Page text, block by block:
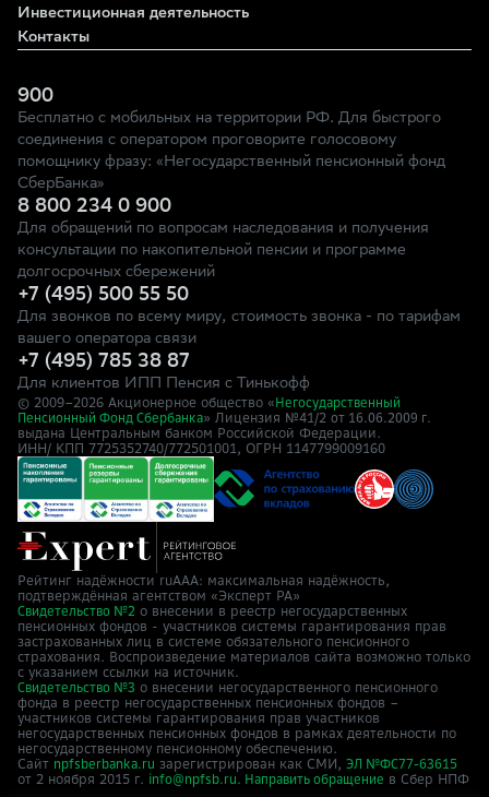
Инвестиционная деятельность
Контакты
900
Бесплатно с мобильных на территории РФ. Для быстрого
соединения с оператором проговорите голосовому
помощнику фразу: «Негосударственный пенсионный фонд
СберБанка»
8 800 234 0 900
Для обращений по вопросам наследования и получения
консультации по накопительной пенсии и программе
долгосрочных сбережений
+7 (495) 500 55 50
Для звонков по всему миру, стоимость звонка - по тарифам
вашего оператора связи
+7 (495) 785 38 87
Для клиентов ИПП Пенсия с Тинькофф
© 2009–2026 Акционерное общество « Негосударственный
Пенсионный Фонд Сбербанка» Лицензия №41/2 от 16.06.2009 г.
выдана Центральным банком Российской Федерации.
ИНН/ КПП 7725352740/772501001, ОГРН 1147799009160
Рейтинг надёжности ruAAA: максимальная надёжность,
подтверждённая агентством «Эксперт РА»
Свидетельство №2 о внесении в реестр негосударственных
пенсионных фондов - участников системы гарантирования прав
застрахованных лиц в системе обязательного пенсионного
страхования. Воспроизведение материалов сайта возможно только
с указанием ссылки на источник.
Свидетельство №3 о внесении негосударственного пенсионного
фонда в реестр негосударственных пенсионных фондов –
участников системы гарантирования прав участников
негосударственных пенсионных фондов в рамках деятельности по
негосударственному пенсионному обеспечению.
Сайт npfsberbanka.ru зарегистрирован как СМИ, ЭЛ №ФС77-63615
от 2 ноября 2015 г. info@npfsb.ru. Направить обращение в Cбер НПФ